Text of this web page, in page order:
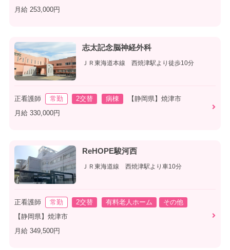
月給 253,000円
志太記念脳神経外科
ＪＲ東海道本線 西焼津駅より徒歩10分
正看護師 常勤 2交替 病棟
【静岡県】焼津市
月給 330,000円
ReHOPE駿河西
ＪＲ東海道線 西焼津駅より車10分
正看護師 常勤 2交替 有料老人ホーム
その他
【静岡県】焼津市
月給 349,500円